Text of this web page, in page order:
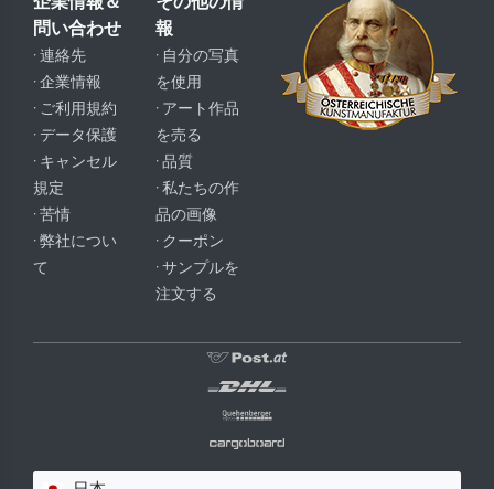
問い合わせ
· 連絡先
· 企業情報
· ご利用規約
· データ保護
· キャンセル
規定
· 苦情
· 弊社につい
て
報
· 自分の写真
を使用
· アート作品
を売る
· 品質
· 私たちの作
品の画像
· クーポン
· サンプルを
注文する